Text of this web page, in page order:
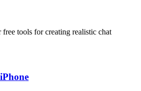
tools for creating realistic chat